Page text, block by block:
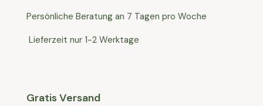
Persönliche Beratung an 7 Tagen pro Woche
Lieferzeit nur 1-2 Werktage
Gratis Versand